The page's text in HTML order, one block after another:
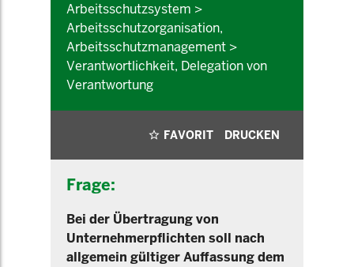
Arbeitsschutzsystem >
Arbeitsschutzorganisation,
Arbeitsschutzmanagement >
Verantwortlichkeit, Delegation von
Verantwortung
FAVORIT DRUCKEN
Frage:
Bei der Übertragung von
Unternehmerpflichten soll nach
allgemein gültiger Auffassung dem